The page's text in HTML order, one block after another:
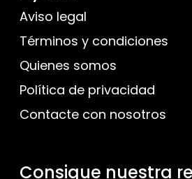
Aviso legal
Términos y condiciones
Quienes somos
Política de privacidad
Contacte con nosotros
Consigue nuestra